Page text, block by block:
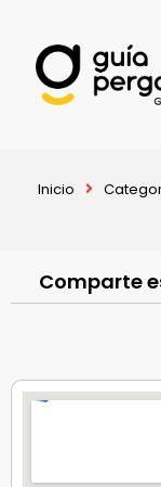
Inicio
Comparte